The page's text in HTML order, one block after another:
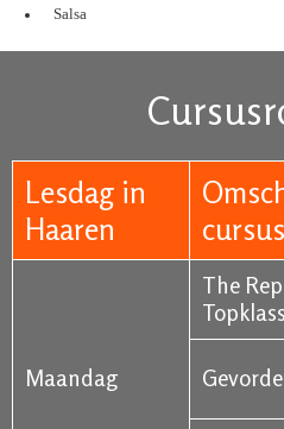
Salsa
Lesdag in
Haaren
Maandag
The